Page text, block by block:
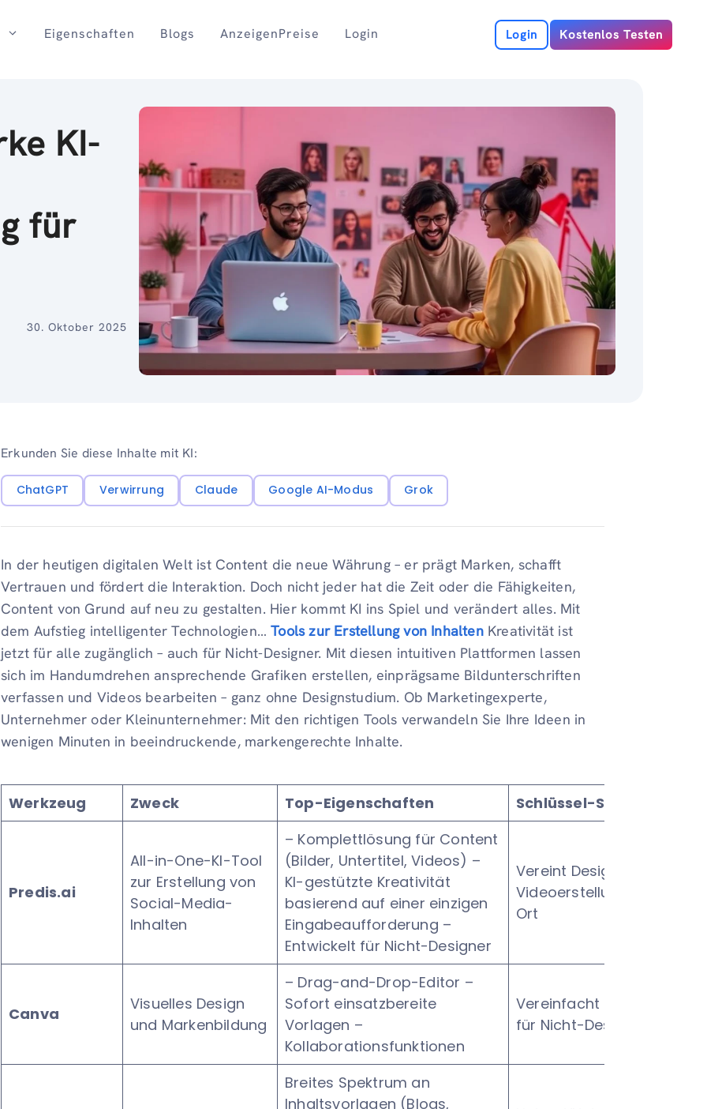
Eigenschaften Blogs AnzeigenPreise Login Login Kostenlos Testen
KI-
für
30. Oktober 2025
Erkunden Sie diese Inhalte mit KI:
ChatGPT Verwirrung Claude Google AI-Modus Grok
In der heutigen digitalen Welt ist Content die neue Währung – er prägt Marken, schafft
Vertrauen und fördert die Interaktion. Doch nicht jeder hat die Zeit oder die Fähigkeiten,
Content von Grund auf neu zu gestalten. Hier kommt KI ins Spiel und verändert alles. Mit
dem Aufstieg intelligenter Technologien…Tools zur Erstellung von Inhalten Kreativität ist
jetzt für alle zugänglich – auch für Nicht-Designer. Mit diesen intuitiven Plattformen lassen
sich im Handumdrehen ansprechende Grafiken erstellen, einprägsame Bildunterschriften
verfassen und Videos bearbeiten – ganz ohne Designstudium. Ob Marketingexperte,
Unternehmer oder Kleinunternehmer: Mit den richtigen Tools verwandeln Sie Ihre Ideen in
wenigen Minuten in beeindruckende, markengerechte Inhalte.
Werkzeug Zweck Top-Eigenschaften Schlüssel-Stärke
Predis.ai
All-in-One-KI-Tool
zur Erstellung von
Social-Media-
Inhalten
– Komplettlösung für Content
(Bilder, Untertitel, Videos) –
KI-gestützte Kreativität
basierend auf einer einzigen
Eingabeaufforderung –
Entwickelt für Nicht-Designer
Vereint Design, Text und
Videoerstellung an einem
Ort
Canva
Visuelles Design
und Markenbildung
– Drag-and-Drop-Editor –
Sofort einsatzbereite
Vorlagen –
Kollaborationsfunktionen
Vereinfacht das Design
für Nicht-Designer
Breites Spektrum an
Inhaltsvorlagen (Blogs,